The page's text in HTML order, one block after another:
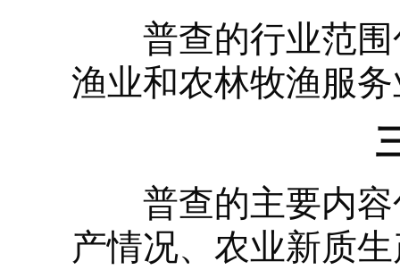
普查的行业范围
渔业和农林牧渔服
普查的主要内容
产情况、农业新质